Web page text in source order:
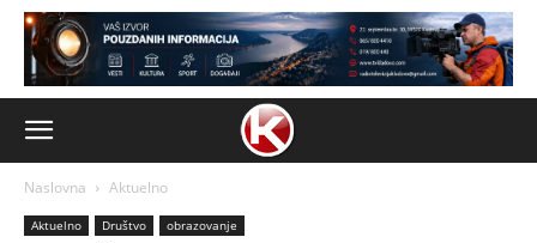
Naslovna Aktuelno
Aktuelno Društvo obrazovanje